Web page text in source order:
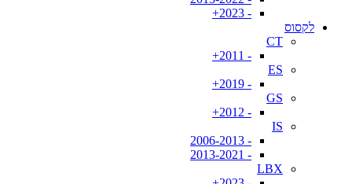
- 2023+
לקסוס
CT
- 2011+
ES
- 2019+
GS
- 2012+
IS
- 2006-2013
- 2013-2021
LBX